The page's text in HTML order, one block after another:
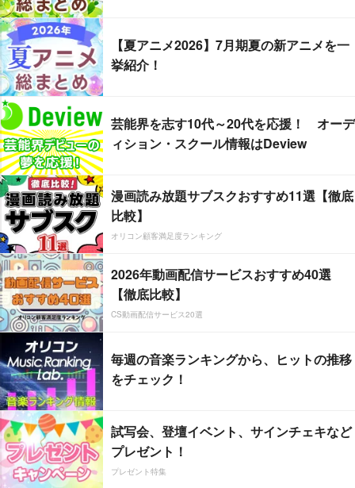
【夏アニメ2026】7月期夏の新アニメを一
挙紹介！
芸能界を志す10代～20代を応援！ オーデ
ィション・スクール情報はDeview
漫画読み放題サブスクおすすめ11選【徹底
比較】
オリコン顧客満足度ランキング
2026年動画配信サービスおすすめ40選
【徹底比較】
CS動画配信サービス20選
毎週の音楽ランキングから、ヒットの推移
をチェック！
試写会、登壇イベント、サインチェキなど
プレゼント！
プレゼント特集